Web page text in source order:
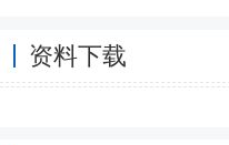
资料下载